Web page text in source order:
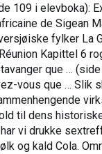
109 i elevboka):
de Sigean
fylker La
Kapittel 6
que …
vous que … Slik
til dens
vi drukke
og kald Cola.